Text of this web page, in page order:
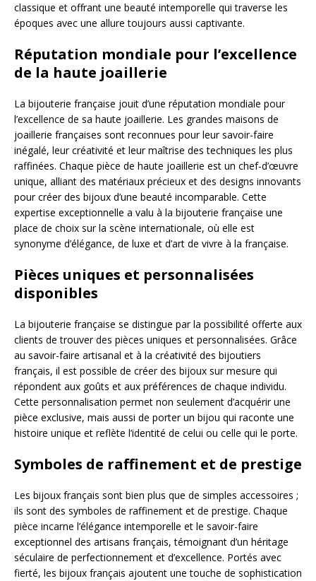
classique et offrant une beauté intemporelle qui traverse les
époques avec une allure toujours aussi captivante.
Réputation mondiale pour l’excellence
de la haute joaillerie
La bijouterie française jouit d’une réputation mondiale pour
l’excellence de sa haute joaillerie. Les grandes maisons de
joaillerie françaises sont reconnues pour leur savoir-faire
inégalé, leur créativité et leur maîtrise des techniques les plus
raffinées. Chaque pièce de haute joaillerie est un chef-d’œuvre
unique, alliant des matériaux précieux et des designs innovants
pour créer des bijoux d’une beauté incomparable. Cette
expertise exceptionnelle a valu à la bijouterie française une
place de choix sur la scène internationale, où elle est
synonyme d’élégance, de luxe et d’art de vivre à la française.
Pièces uniques et personnalisées
disponibles
La bijouterie française se distingue par la possibilité offerte aux
clients de trouver des pièces uniques et personnalisées. Grâce
au savoir-faire artisanal et à la créativité des bijoutiers
français, il est possible de créer des bijoux sur mesure qui
répondent aux goûts et aux préférences de chaque individu.
Cette personnalisation permet non seulement d’acquérir une
pièce exclusive, mais aussi de porter un bijou qui raconte une
histoire unique et reflète l’identité de celui ou celle qui le porte.
Symboles de raffinement et de prestige
Les bijoux français sont bien plus que de simples accessoires ;
ils sont des symboles de raffinement et de prestige. Chaque
pièce incarne l’élégance intemporelle et le savoir-faire
exceptionnel des artisans français, témoignant d’un héritage
séculaire de perfectionnement et d’excellence. Portés avec
fierté, les bijoux français ajoutent une touche de sophistication